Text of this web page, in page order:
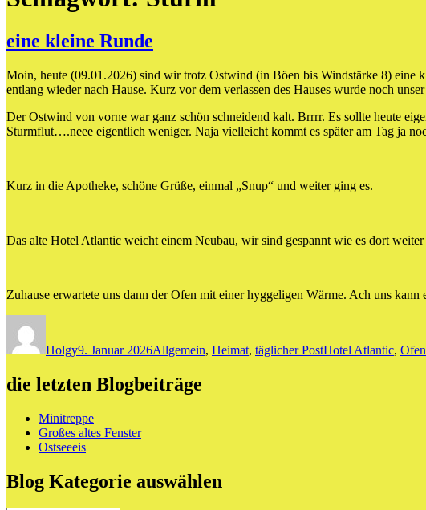
eine kleine Runde
Moin, heute (09.01.2026) sind wir trotz Ostwind (in Böen bis Windstärke 8) eine
entlang wieder nach Hause. Kurz vor dem verlassen des Hauses wurde noch
Der Ostwind von vorne war ganz schön schneidend kalt. Brrrr. Es sollte heute
Sturmflut….neee eigentlich weniger. Naja vielleicht kommt es später am Tag ja
Kurz in die Apotheke, schöne Grüße, einmal „Snup“ und weiter ging es.
Das alte Hotel Atlantic weicht einem Neubau, wir sind gespannt wie es dort weiter
Zuhause erwartete uns dann der Ofen mit einer hyggeligen Wärme. Ach uns kann
Holgy9. Januar 2026Allgemein, Heimat, täglicher PostHotel Atlantic, Ofen
die letzten Blogbeiträge
Minitreppe
Großes altes Fenster
Ostseeeis
Blog Kategorie auswählen